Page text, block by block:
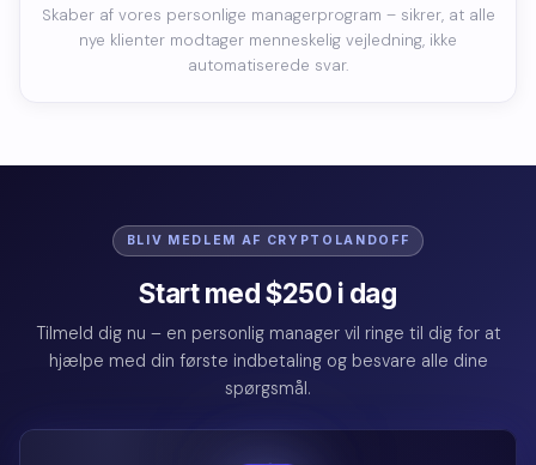
Skaber af vores personlige managerprogram – sikrer, at alle
nye klienter modtager menneskelig vejledning, ikke
automatiserede svar.
BLIV MEDLEM AF CRYPTOLANDOFF
Start med $250 i dag
Tilmeld dig nu – en personlig manager vil ringe til dig for at
hjælpe med din første indbetaling og besvare alle dine
spørgsmål.